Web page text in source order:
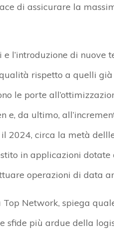
di assicurare la
e l’introduzione di nuove
rispetto a quelli già
le porte
e, da ultimo,
2024, circa la metà
in applicazioni
operazioni di data
Network, spiega
sfide più ardue della